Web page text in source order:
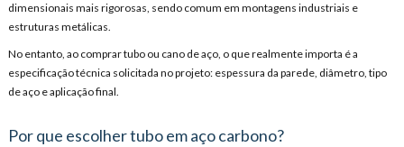
dimensionais mais rigorosas, sendo comum em montagens industriais e
estruturas metálicas.
No entanto, ao comprar tubo ou cano de aço, o que realmente importa é a
especificação técnica solicitada no projeto: espessura da parede, diâmetro, tipo
de aço e aplicação final.
Por que escolher tubo em aço carbono?